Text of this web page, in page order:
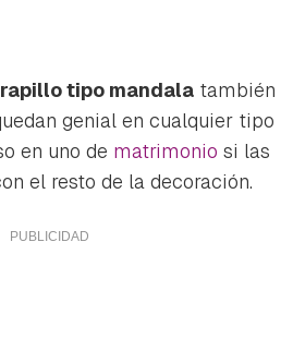
tipo mandala también
genial en cualquier tipo
en uno de matrimonio si las
el resto de la decoración.